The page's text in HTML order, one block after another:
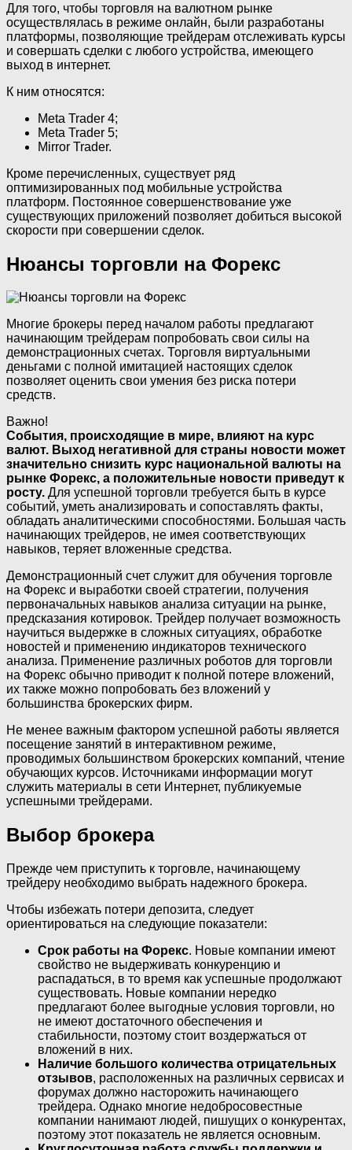
Для того, чтобы торговля на валютном рынке
осуществлялась в режиме онлайн, были разработаны
платформы, позволяющие трейдерам отслеживать курсы
и совершать сделки с любого устройства, имеющего
выход в интернет.
К ним относятся:
Meta Trader 4;
Meta Trader 5;
Mirror Trader.
Кроме перечисленных, существует ряд
оптимизированных под мобильные устройства
платформ. Постоянное совершенствование уже
существующих приложений позволяет добиться высокой
скорости при совершении сделок.
Нюансы торговли на Форекс
Многие брокеры перед началом работы предлагают
начинающим трейдерам попробовать свои силы на
демонстрационных счетах. Торговля виртуальными
деньгами с полной имитацией настоящих сделок
позволяет оценить свои умения без риска потери
средств.
Важно!
События, происходящие в мире, влияют на курс
валют. Выход негативной для страны новости может
значительно снизить курс национальной валюты на
рынке Форекс, а положительные новости приведут к
росту. Для успешной торговли требуется быть в курсе
событий, уметь анализировать и сопоставлять факты,
обладать аналитическими способностями. Большая часть
начинающих трейдеров, не имея соответствующих
навыков, теряет вложенные средства.
Демонстрационный счет служит для обучения торговле
на Форекс и выработки своей стратегии, получения
первоначальных навыков анализа ситуации на рынке,
предсказания котировок. Трейдер получает возможность
научиться выдержке в сложных ситуациях, обработке
новостей и применению индикаторов технического
анализа. Применение различных роботов для торговли
на Форекс обычно приводит к полной потере вложений,
их также можно попробовать без вложений у
большинства брокерских фирм.
Не менее важным фактором успешной работы является
посещение занятий в интерактивном режиме,
проводимых большинством брокерских компаний, чтение
обучающих курсов. Источниками информации могут
служить материалы в сети Интернет, публикуемые
успешными трейдерами.
Выбор брокера
Прежде чем приступить к торговле, начинающему
трейдеру необходимо выбрать надежного брокера.
Чтобы избежать потери депозита, следует
ориентироваться на следующие показатели:
Срок работы на Форекс. Новые компании имеют
свойство не выдерживать конкуренцию и
распадаться, в то время как успешные продолжают
существовать. Новые компании нередко
предлагают более выгодные условия торговли, но
не имеют достаточного обеспечения и
стабильности, поэтому стоит воздержаться от
вложений в них.
Наличие большого количества отрицательных
отзывов, расположенных на различных сервисах и
форумах должно насторожить начинающего
трейдера. Однако многие недобросовестные
компании нанимают людей, пишущих о конкурентах,
поэтому этот показатель не является основным.